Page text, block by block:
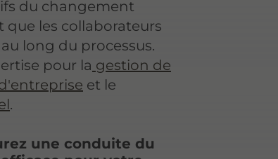
du changement
que les collaborateurs
long du processus.
pour la gestion de
et le
.
une conduite du